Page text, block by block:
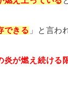
できる 」と言わ
炎が燃え続ける